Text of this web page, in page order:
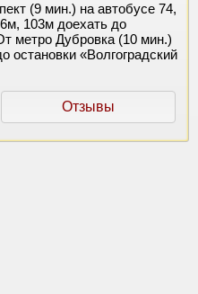
(9 мин.) на автобусе 74,
103м доехать до
метро Дубровка (10 мин.)
остановки «Волгоградский
Отзывы